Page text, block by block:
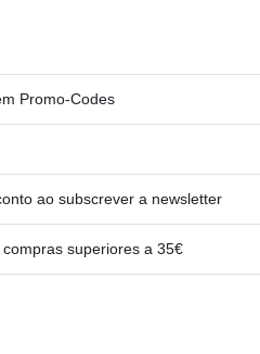
Promo-Codes
ao subscrever a newsletter
superiores a 35€